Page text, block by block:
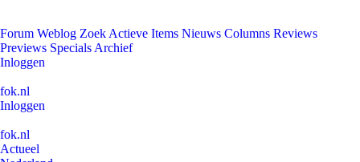
Forum Weblog Zoek Actieve Items Nieuws Columns Reviews
Previews Specials Archief
Inloggen
fok.nl
Inloggen
fok.nl
Actueel